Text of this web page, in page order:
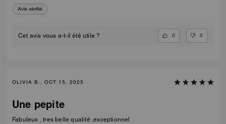
Avis vérifié
Cet avis vous a-t-il été utile ? 0 0
OLIVIA B., OCT 15, 2025
Une pepite
Fabuleux , tres belle qualité ,exceptionnel